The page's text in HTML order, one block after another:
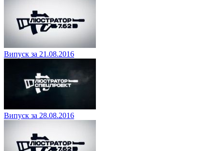
Випуск за 21.08.2016
Випуск за 28.08.2016